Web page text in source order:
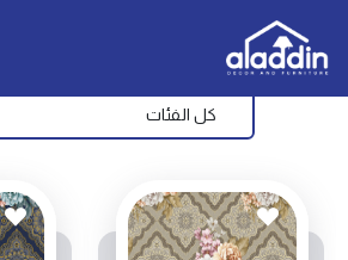
كل الفئات